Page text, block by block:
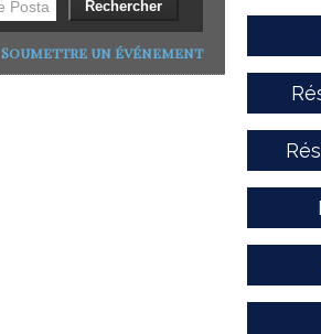
Soumettre un événement